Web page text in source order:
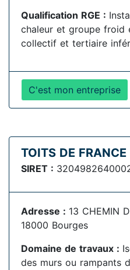
Qualification RGE :
chaleur et groupe froid
collectif et tertiaire
C'est mon entreprise
TOITS DE
SIRET :
Adresse : 13 CHEMIN
18000 Bourges
Domaine de travaux :
des murs ou rampants